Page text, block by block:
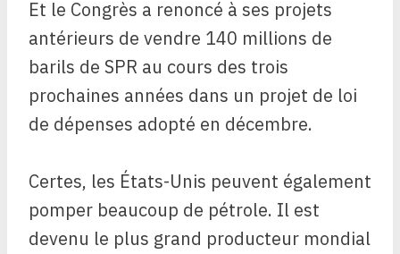
Et le Congrès a renoncé à ses projets
antérieurs de vendre 140 millions de
barils de SPR au cours des trois
prochaines années dans un projet de loi
de dépenses adopté en décembre.
Certes, les États-Unis peuvent également
pomper beaucoup de pétrole. Il est
devenu le plus grand producteur mondial